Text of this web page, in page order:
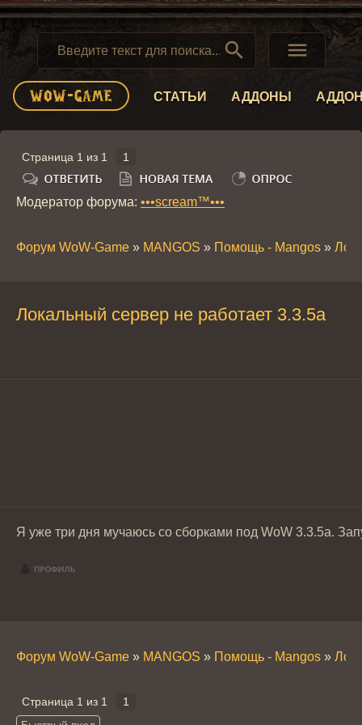
 
СТАТЬИ АДДОНЫ
Страница 1 из 1 1
Модератор форума: •••scream™•••
Форум WoW-Game » MANGOS » Помощь - Mangos »
Локальный сервер не работает 3.3.5a
Я уже три дня мучаюсь со сборками под WoW 3.3.5a.
Форум WoW-Game » MANGOS » Помощь - Mangos »
Страница 1 из 1 1